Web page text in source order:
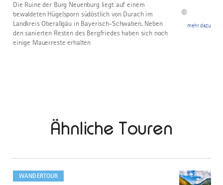
©
Die Ruine der Burg Neuenburg liegt auf einem
bewaldeten Hügelsporn südöstlich von Durach im
Landkreis Oberallgäu in Bayerisch-Schwaben. Neben
den sanierten Resten des Bergfriedes haben sich noch
einige Mauerreste erhalten
mehr dazu
Ähnliche Touren
WANDERTOUR
dazu